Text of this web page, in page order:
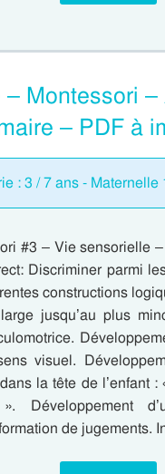
Montessori
– PDF à
: 3 / 7 ans -
#3 – Vie sensorielle
Discriminer parmi
constructions
jusqu’au plus
visuel.
la tête de l’enfant
Développement
de jugements.